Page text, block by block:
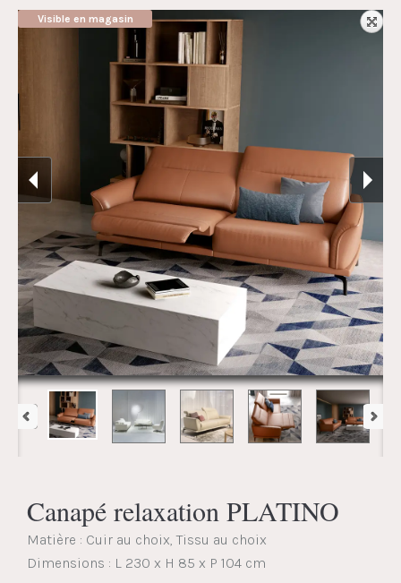
Visible en magasin
Canapé relaxation PLATINO
Matière : Cuir au choix, Tissu au choix
Dimensions : L 230 x H 85 x P 104 cm